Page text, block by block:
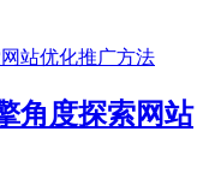
角度探索网站